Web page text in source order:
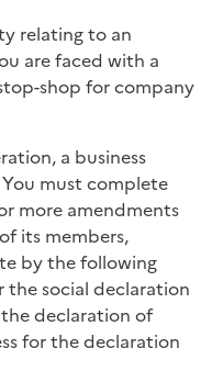
relating to an
are faced with a
shop for company
a business
must complete
more amendments
its members,
by the following
the social declaration
declaration of
for the declaration